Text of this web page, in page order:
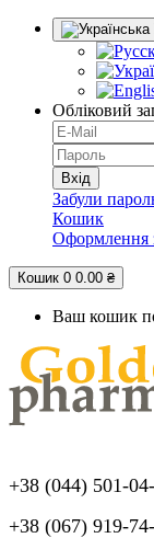
Обліковий
Забули
Кошик
Оформлення
Кошик 0 0.00 ₴
Ваш кошик
+38 (044) 501-
+38 (067) 919-